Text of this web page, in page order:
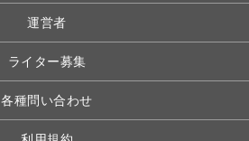
運営者
ライター募集
各種問い合わせ